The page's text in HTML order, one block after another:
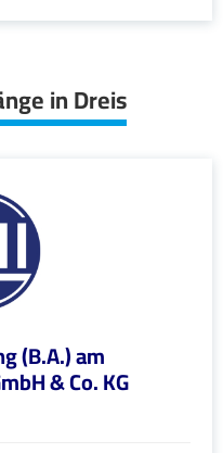
in Dreis
(B.A.) am
& Co. KG